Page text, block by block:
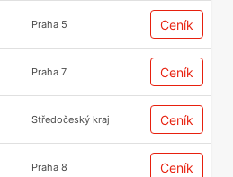
Praha 5 Ceník
Praha 7 Ceník
Středočeský kraj Ceník
Praha 8 Ceník